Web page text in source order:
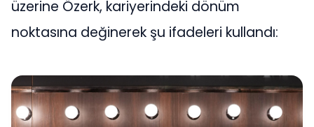
üzerine Özerk, kariyerindeki dönüm
noktasına değinerek şu ifadeleri kullandı: